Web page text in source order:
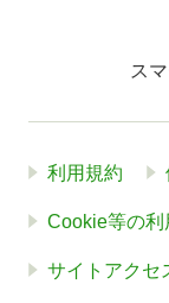
ス
利用規約
Cookie等の利
サイトアクセ